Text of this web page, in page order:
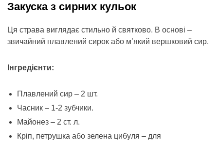
Закуска з сирних кульок
Ця страва виглядає стильно й святково. В основі –
звичайний плавлений сирок або м’який вершковий сир.
Інгредієнти:
Плавлений сир – 2 шт.
Часник – 1-2 зубчики.
Майонез – 2 ст. л.
Кріп, петрушка або зелена цибуля – для